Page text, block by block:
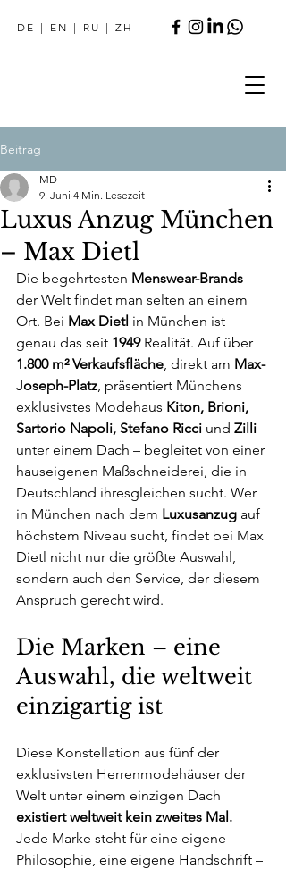
DE | EN | RU |ZH
Beitrag
Luxus Anzug München
– Max Dietl
MD
9. Juni 4 Min. Lesezeit
Die begehrtesten Menswear-Brands
der Welt findet man selten an einem
Ort. Bei Max Dietl in München ist
genau das seit 1949 Realität. Auf über
1.800 m² Verkaufsfläche, direkt am Max-
Joseph-Platz, präsentiert Münchens
exklusivstes Modehaus Kiton, Brioni,
Sartorio Napoli, Stefano Ricci und Zilli
unter einem Dach – begleitet von einer
hauseigenen Maßschneiderei, die in
Deutschland ihresgleichen sucht. Wer
in München nach dem Luxusanzug auf
höchstem Niveau sucht, findet bei Max
Dietl nicht nur die größte Auswahl,
sondern auch den Service, der diesem
Anspruch gerecht wird.
Die Marken – eine
Auswahl, die weltweit
einzigartig ist
Diese Konstellation aus fünf der
exklusivsten Herrenmodehäuser der
Welt unter einem einzigen Dach
existiert weltweit kein zweites Mal.
Jede Marke steht für eine eigene
Philosophie, eine eigene Handschrift –